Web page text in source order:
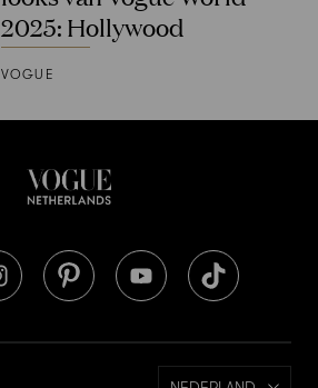
2025: Hollywood
VOGUE